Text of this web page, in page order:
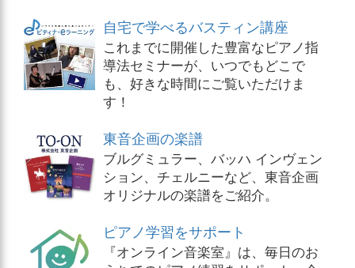
自宅で学べるバスティン講座
これまでに開催した豊富なピアノ指
導法セミナーが、いつでもどこで
も、好きな時間にご覧いただけま
す！
東音企画の楽譜
ブルグミュラー、バッハ インヴェン
ション、チェルニーなど、東音企画
オリジナルの楽譜をご紹介。
ピアノ学習をサポート
『オンライン音楽室』は、毎日のお